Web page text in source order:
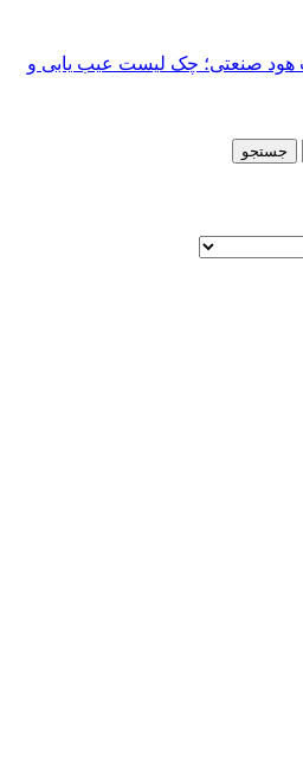
هود صنعتی؛ چک لیست عیب یابی و
جستجو